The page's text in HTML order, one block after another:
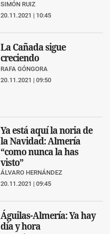
SIMÓN RUIZ
20.11.2021 | 10:45
La Cañada sigue
creciendo
RAFA GÓNGORA
20.11.2021 | 09:50
Ya está aquí la noria de
la Navidad: Almería
“como nunca la has
visto”
ÁLVARO HERNÁNDEZ
20.11.2021 | 09:45
Águilas-Almería: Ya hay
día y hora